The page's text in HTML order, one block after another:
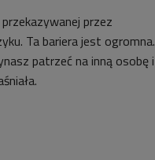
przez
Ta bariera jest ogromna.
patrzeć na inną osobę i